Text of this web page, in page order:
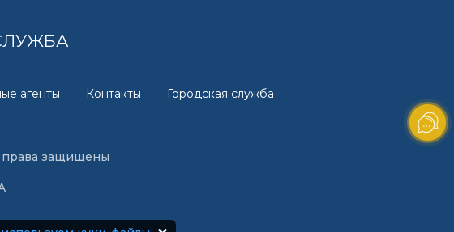
агенты Контакты Городская служба
права защищены